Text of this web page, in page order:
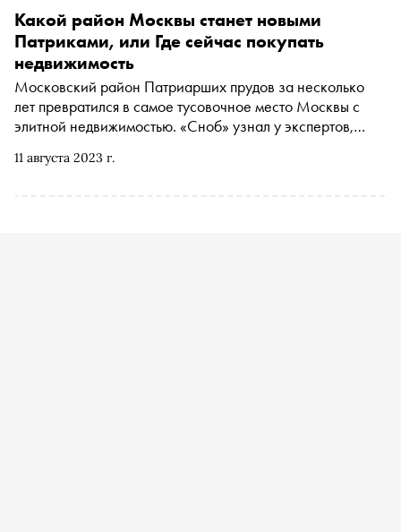
11 августа 2023 г.
Какой район Москвы станет новыми
Патриками, или Где сейчас покупать
недвижимость
Московский район Патриарших прудов за несколько
лет превратился в самое тусовочное место Москвы с
элитной недвижимостью. «Сноб» узнал у экспертов,
ближайшие годы